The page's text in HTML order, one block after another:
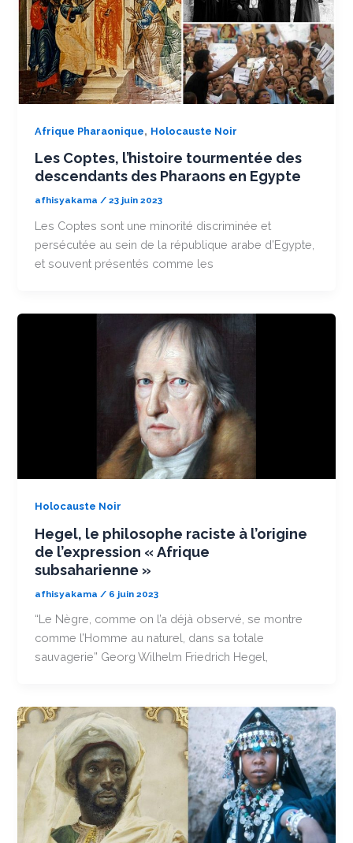
Afrique Pharaonique, Holocauste Noir
Les Coptes, l’histoire tourmentée des
descendants des Pharaons en Egypte
afhisyakama/23 juin 2023
Les Coptes sont une minorité discriminée et
persécutée au sein de la république arabe d’Egypte,
et souvent présentés comme les
Holocauste Noir
Hegel, le philosophe raciste à l’origine
de l’expression « Afrique
subsaharienne »
afhisyakama / 6 juin 2023
“Le Nègre, comme on l’a déjà observé, se montre
comme l’Homme au naturel, dans sa totale
sauvagerie” Georg Wilhelm Friedrich Hegel,